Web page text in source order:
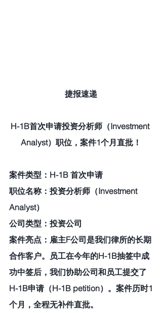
捷报速递
H-1B首次申请投资分析师（Investment
Analyst）职位，案件1个月直批！
案件类型：H-1B 首次申请
职位名称：投资分析师（Investment
Analyst）
公司类型：投资公司
案件亮点：雇主F公司是我们律所的长期
合作客户。员工在今年的H-1B抽签中成
功中签后，我们协助公司和员工提交了
H-1B申请（H-1B petition）。案件历时1
个月，全程无补件直批。